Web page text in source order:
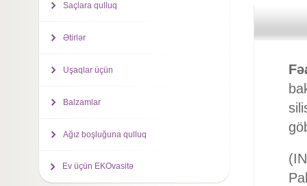
Saçlara qulluq
Ətirlər
Uşaqlar üçün
Balzamlar
Ağız boşluğuna qulluq
Ev üçün EKOvasitə